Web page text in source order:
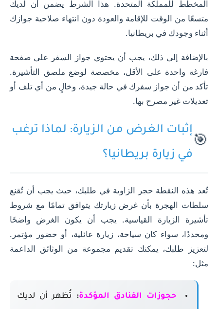
المخطط للمملكة المتحدة. هذا الشرط يضمن أن لديك
متسعًا من الوقت للإقامة والعودة دون انتهاء صلاحية جوازك
أثناء وجودك في بريطانيا.
بالإضافة إلى ذلك، يجب أن يحتوي جواز السفر على صفحة
فارغة واحدة على الأقل، مخصصة لوضع ملصق التأشيرة.
تأكد من أن جواز سفرك في حالة جيدة، وخالٍ من أي تلف أو
تعديلات غير مصرح بها.
🎯
إثبات الغرض من الزيارة: لماذا ترغب
في زيارة بريطانيا؟
تُعد هذه النقطة حجر الزاوية في طلبك، حيث يجب أن تُقنع
سلطات الهجرة بأن غرض زيارتك يتوافق تمامًا مع شروط
تأشيرة الزيارة القياسية. يجب أن يكون الغرض واضحًا
ومحددًا، سواء كان سياحة، زيارة عائلية، أو حضور مؤتمر.
لتعزيز طلبك، يمكنك تقديم مجموعة من الوثائق الداعمة
مثل:
حجوزات الفنادق المؤكدة: تُظهر أن لديك